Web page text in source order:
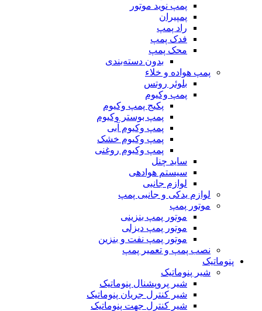
پمپ نوید موتور
پمپیران
راد پمپ
فدک پمپ
محک پمپ
بدون دسته‌بندی
پمپ هواده و خلاء
بلوئر روتس
پمپ وکیوم
پکیج پمپ وکیوم
پمپ بوستر وکیوم
پمپ وکیوم آبی
پمپ وکیوم خشک
پمپ وکیوم روغنی
ساید چنل
سیستم هوادهی
لوازم جانبی
لوازم یدکی و جانبی پمپ
موتور پمپ
موتور پمپ بنزینی
موتور پمپ دیزلی
موتور پمپ نفت و بنزین
نصب پمپ و تعمیر پمپ
پنوماتیک
شیر پنوماتیک
شیر پروپشنال پنوماتیک
شیر کنترل جریان پنوماتیک
شیر کنترل جهت پنوماتیک